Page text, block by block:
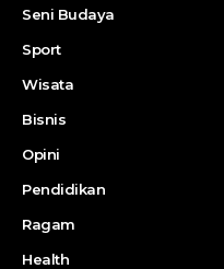
Seni Budaya
Sport
Wisata
Bisnis
Opini
Pendidikan
Ragam
Health